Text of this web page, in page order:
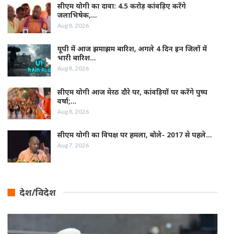
सीएम योगी का दावा: 4.5 करोड़ कांवड़िए करेंगे
जलाभिषेक,…
Aug 8, 2026
यूपी में आज झमाझम बारिश, अगले 4 दिन इन जिलों में
भारी बारिश…
Aug 8, 2026
सीएम योगी आज मेरठ दौरे पर, कांवड़ियों पर करेंगे पुष्प
वर्षा;…
Aug 8, 2026
सीएम योगी का विपक्ष पर हमला, बोले- 2017 से पहले…
Aug 7, 2026
देश/विदेश